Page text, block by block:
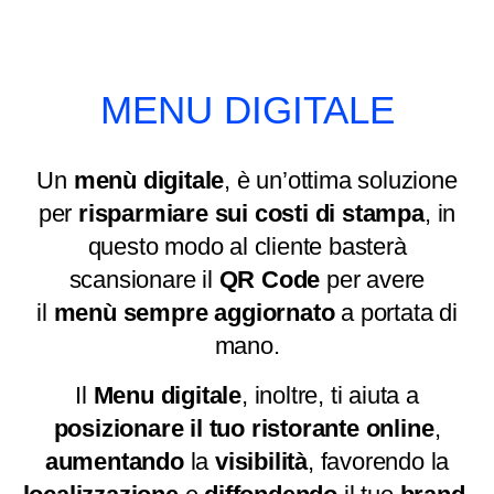
MENU DIGITALE
Un menù digitale, è un’ottima soluzione
per risparmiare sui costi di stampa, in
questo modo al cliente basterà
scansionare il QR Code per avere
il menù sempre aggiornatoa portata di
mano.
Il Menu digitale, inoltre, ti aiuta a
posizionare il tuo ristorante online,
aumentandola visibilità, favorendo la